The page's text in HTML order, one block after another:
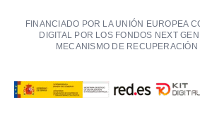
FINANCIADO POR LA UNIÓN EUROPEA
DIGITAL POR LOS FONDOS NEXT
MECANISMO DE